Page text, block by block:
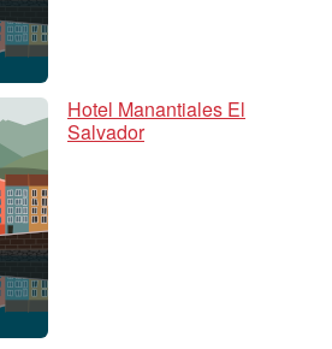
Hotel Manantiales El
Salvador